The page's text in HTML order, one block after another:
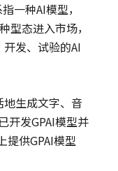
一种AI模型，
态进入市场，
发、试验的AI
地生成文字、音
开发GPAI模型并
提供GPAI模型